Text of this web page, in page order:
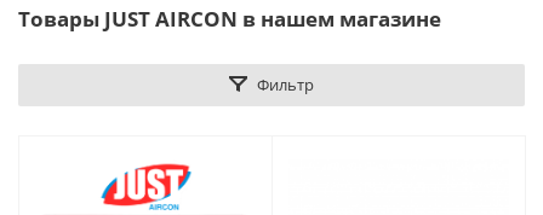
Товары JUST AIRCON в нашем магазине
Фильтр